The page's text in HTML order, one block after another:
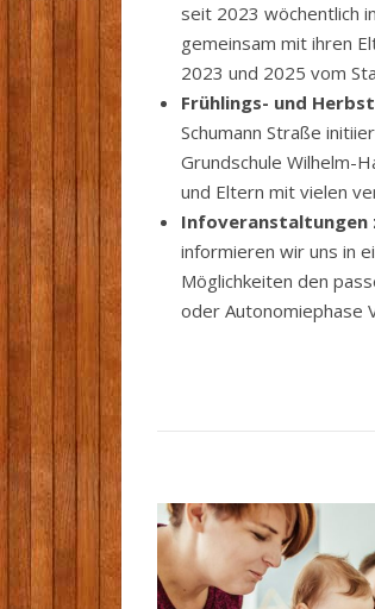
seit 2023 wöchentlich
gemeinsam mit ihren
2023 und 2025 vom
Frühlings- und
Schumann Straße
Grundschule Wilhelm-
und Eltern mit vielen
Infoveranstaltungen
informieren wir uns in
Möglichkeiten den
oder Autonomiephase